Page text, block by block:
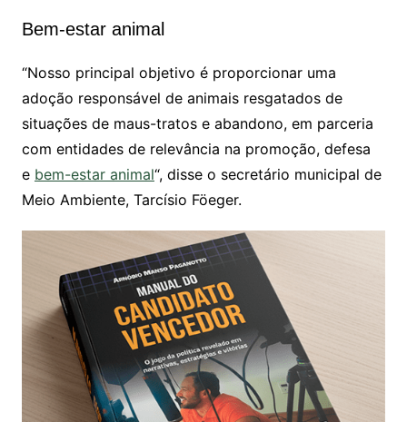
Bem-estar animal
“Nosso principal objetivo é proporcionar uma
adoção responsável de animais resgatados de
situações de maus-tratos e abandono, em parceria
com entidades de relevância na promoção, defesa
e bem-estar animal“, disse o secretário municipal de
Meio Ambiente, Tarcísio Föeger.